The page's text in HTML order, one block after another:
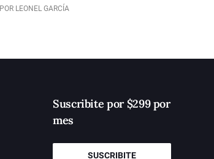
POR LEONEL GARCÍA
Suscribite por $299 por
mes
SUSCRIBITE